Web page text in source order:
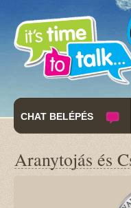
CHAT BELÉPÉS
Aranytojás és